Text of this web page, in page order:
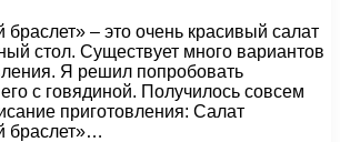
браслет» – это очень красивый салат
стол. Существует много вариантов
Я решил попробовать
его с говядиной. Получилось совсем
приготовления: Салат
браслет»…